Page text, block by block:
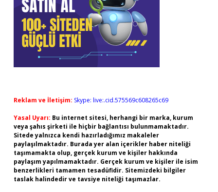
Reklam ve İletişim: Skype: live:.cid.575569c608265c69
Yasal Uyarı: Bu internet sitesi, herhangi bir marka, kurum
veya şahıs şirketi ile hiçbir bağlantısı bulunmamaktadır.
Sitede yalnızca kendi hazırladığımız makaleler
paylaşılmaktadır. Burada yer alan içerikler haber niteliği
taşımamakta olup, gerçek kurum ve kişiler hakkında
paylaşım yapılmamaktadır. Gerçek kurum ve kişiler ile isim
benzerlikleri tamamen tesadüfidir. Sitemizdeki bilgiler
taslak halindedir ve tavsiye niteliği taşımazlar.